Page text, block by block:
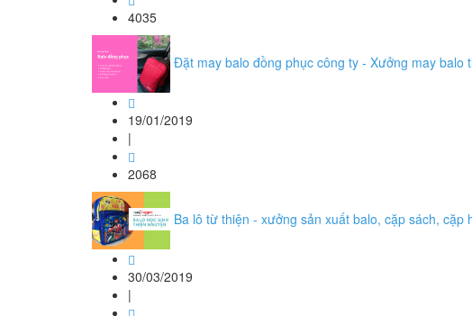
4035
Đặt may balo đồng phục công ty - Xưởng may balo
19/01/2019
|
2068
Ba lô từ thiện - xưởng sản xuất balo, cặp sách,
30/03/2019
|